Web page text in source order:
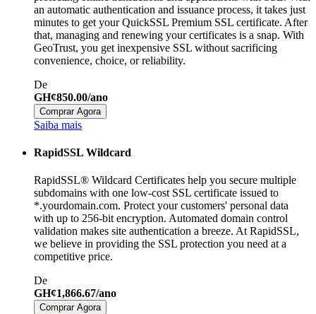
an automatic authentication and issuance process, it takes just
minutes to get your QuickSSL Premium SSL certificate. After
that, managing and renewing your certificates is a snap. With
GeoTrust, you get inexpensive SSL without sacrificing
convenience, choice, or reliability.
De
GH¢850.00/ano
Comprar Agora
Saiba mais
RapidSSL Wildcard
RapidSSL® Wildcard Certificates help you secure multiple
subdomains with one low-cost SSL certificate issued to
*.yourdomain.com. Protect your customers' personal data
with up to 256-bit encryption. Automated domain control
validation makes site authentication a breeze. At RapidSSL,
we believe in providing the SSL protection you need at a
competitive price.
De
GH¢1,866.67/ano
Comprar Agora